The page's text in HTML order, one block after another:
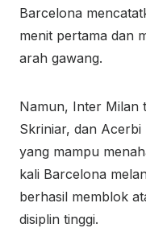
Barcelona
menit pertama dan
arah gawang.
Namun, Inter Milan
Skriniar, dan
yang mampu
kali Barcelona
berhasil memblok
disiplin tinggi.